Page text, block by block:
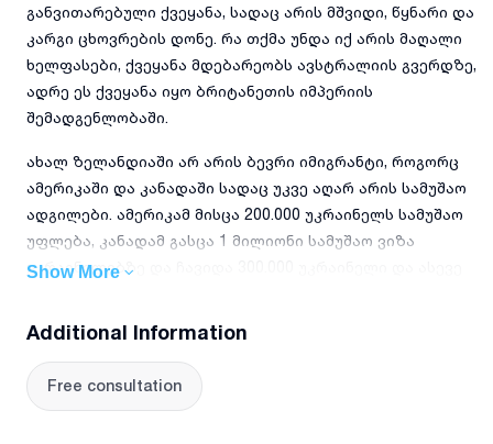
განვითარებული ქვეყანა, სადაც არის მშვიდი, წყნარი და
კარგი ცხოვრების დონე. რა თქმა უნდა იქ არის მაღალი
ხელფასები, ქვეყანა მდებარეობს ავსტრალიის გვერდზე,
ადრე ეს ქვეყანა იყო ბრიტანეთის იმპერიის
შემადგენლობაში.
ახალ ზელანდიაში არ არის ბევრი იმიგრანტი, როგორც
ამერიკაში და კანადაში სადაც უკვე აღარ არის სამუშაო
ადგილები. ამერიკამ მისცა 200.000 უკრაინელს სამუშაო
უფლება, კანადამ გასცა 1 მილიონი სამუშაო ვიზა
უკრაინელებზე და ჩავიდა 300.000 უკრაინელი და ასევე
ძალიან იშვიათად გასცემს ვიზებს, ასევე გაუქმდა
გრინ კარტის ლატარეაც, ასევე შეჩერდა ოფიციალურად
იმიგრაცია ამერიკაში. ახალ ზელანდიაში არის კარგი
Show More
Additional Information
Free consultation